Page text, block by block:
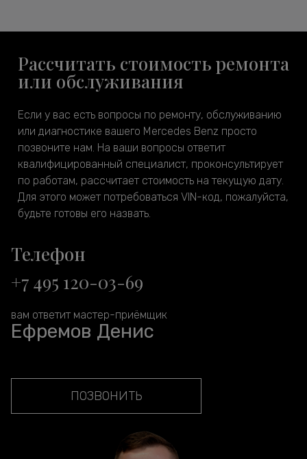
Рассчитать стоимость ремонта
или обслуживания
Если у вас есть вопросы по ремонту, обслуживанию
или диагностике вашего Mercedes Benz просто
позвоните нам. На ваши вопросы ответит
квалифицированный специалист, проконсультирует
по работам, рассчитает стоимость на текущую дату.
Для этого может потребоваться VIN-код, пожалуйста,
будьте готовы его назвать.
Телефон
+7 495 120-03-69
вам ответит мастер-приёмщик
Ефремов Денис
ПОЗВОНИТЬ